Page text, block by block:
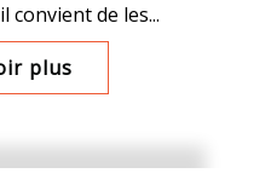
convient de les...
plus